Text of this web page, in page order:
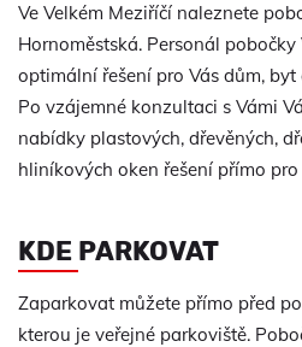
Ve Velkém Meziříčí naleznete
Hornoměstská. Personál
optimální řešení pro Vás dům,
Po vzájemné konzultaci s Vámi
nabídky plastových, dřevěných,
hliníkových oken řešení přímo pro
KDE PARKOVAT
Zaparkovat můžete přímo před
kterou je veřejné parkoviště.